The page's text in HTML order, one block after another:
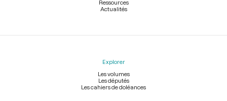
Ressources
Actualités
Explorer
Les volumes
Les députés
Les cahiers de doléances